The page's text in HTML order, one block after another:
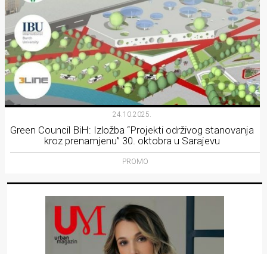
24.10.2025.
Green Council BiH: Izložba “Projekti održivog stanovanja
kroz prenamjenu” 30. oktobra u Sarajevu
PROMO